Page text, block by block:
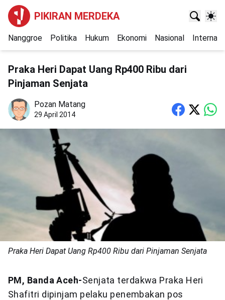
PIKIRAN MERDEKA
Nanggroe Politika Hukum Ekonomi Nasional
Praka Heri Dapat Uang Rp400 Ribu dari
Pinjaman Senjata
Pozan Matang
29 April 2014
Praka Heri Dapat Uang Rp400 Ribu dari Pinjaman Senjata
PM, Banda Aceh-Senjata terdakwa Praka Heri
Shafitri dipinjam pelaku penembakan pos